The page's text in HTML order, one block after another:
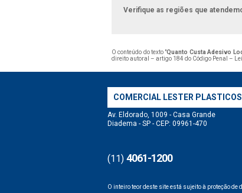
Verifique as regiões que
O conteúdo do texto "Quanto Custa Adesivo
direito autoral – artigo 184 do Código Penal –
COMERCIAL LESTER
Av. Eldorado, 1009 - Casa Grande
Diadema - SP - CEP: 09961-470
(11) 4061-1200
O inteiro teor deste site está sujeito à proteção